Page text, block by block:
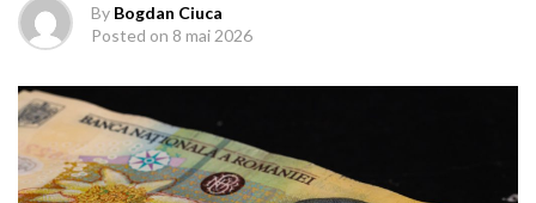
By Bogdan Ciuca
Posted on 8 mai 2026